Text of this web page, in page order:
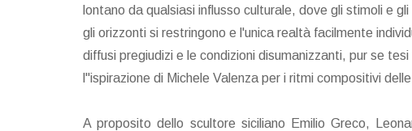
lontano da qualsiasi influsso culturale, dove gli stimoli e
gli orizzonti si restringono e l'unica realtà facilmente
diffusi pregiudizi e le condizioni disumanizzanti, pur se
l"ispirazione di Michele Valenza per i ritmi compositivi
A proposito dello scultore siciliano Emilio Greco,